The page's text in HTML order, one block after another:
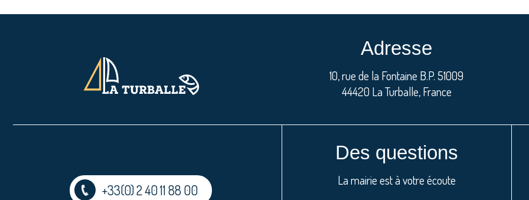
Adresse
10, rue de la Fontaine B.P. 51009
44420 La Turballe, France
+33(0) 2 40 11 88 00
Des questions
La mairie est à votre écoute